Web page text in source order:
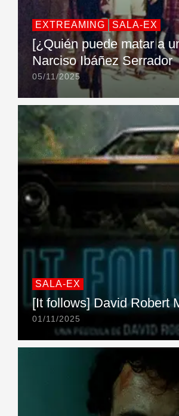
EXTREAMING SALA-EX
[¿Quién puede matar a
Narciso Ibáñez Serrador
05/11/2025
SALA-EX
[It follows] David Robert
01/11/2025